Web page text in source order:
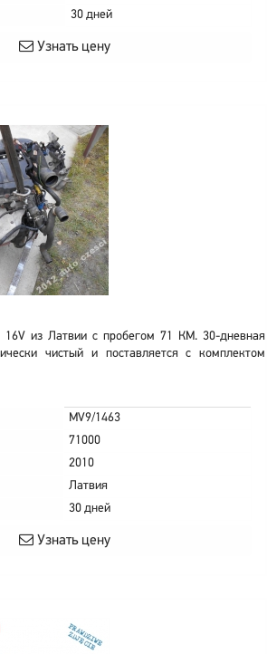
30 дней
Узнать цену
из Латвии с пробегом 71 КМ. 30-дневная
чистый и поставляется с комплектом
MV9/1463
71000
2010
Латвия
30 дней
Узнать цену